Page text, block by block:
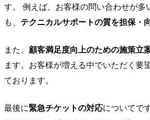
す。 例えば、お客様の問い合わせが
も、 テクニカルサポートの質を担保・
また、 顧客満足度向上のための施策立
ます。お客様が増える中でいただく
ております。
最後に緊急チケットの対応についてで